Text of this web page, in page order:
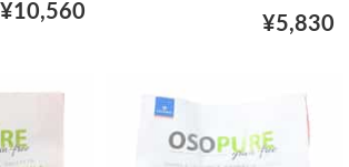
¥10,560
¥5,830